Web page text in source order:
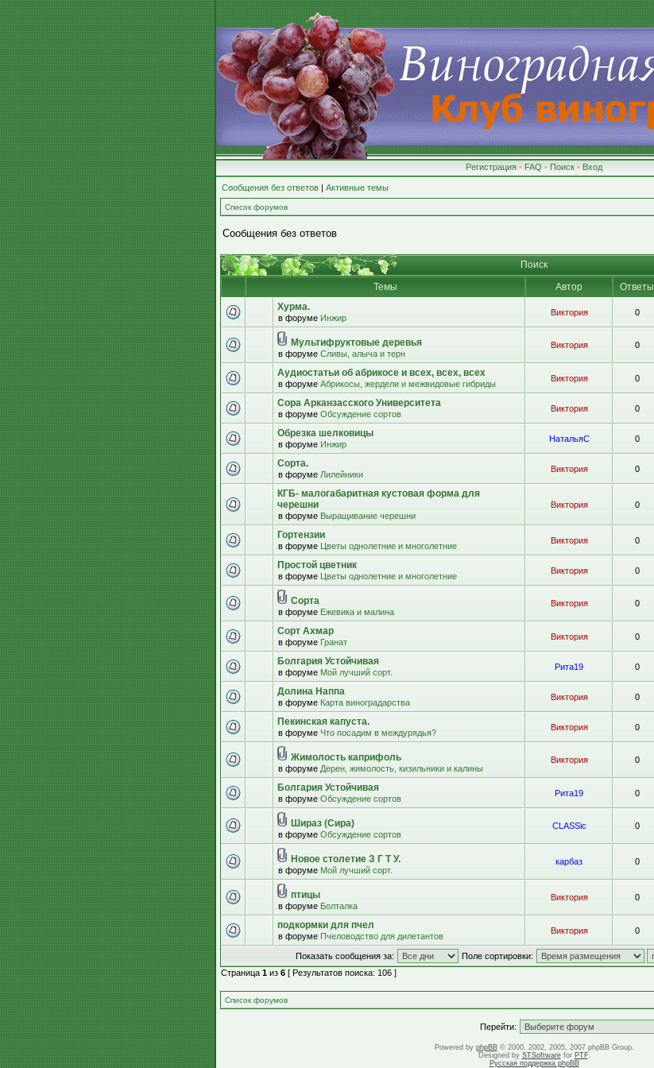
Регистрация • FAQ • Поиск • Вход
Сообщения без ответов | Активные темы
Список форумов
Сообщения без ответов
Поиск
Темы
Автор Ответы
Хурма.
в форуме Инжир
Виктория 0
Мультифруктовые деревья
в форуме Сливы, алыча и терн
Виктория 0
Аудиостатьи об абрикосе и всех, всех, всех
в форуме Абрикосы, жердели и межвидовые гибриды
Виктория 0
Сора Арканзасского Университета
в форуме Обсуждение сортов
Виктория 0
Обрезка шелковицы
в форуме Инжир
НатальяС 0
Сорта.
в форуме Лилейники
Виктория 0
КГБ- малогабаритная кустовая форма для
черешни
в форуме Выращивание черешни
Виктория 0
Гортензии
в форуме Цветы однолетние и многолетние
Виктория 0
Простой цветник
в форуме Цветы однолетние и многолетние
Виктория 0
Сорта
в форуме Ежевика и малина
Виктория 0
Сорт Ахмар
в форуме Гранат
Виктория 0
Болгария Устойчивая
в форуме Мой лучший сорт.
Рита19 0
Долина Наппа
в форуме Карта виноградарства
Виктория 0
Пекинская капуста.
в форуме Что посадим в междурядья?
Виктория 0
Жимолость каприфоль
в форуме Дерен, жимолость, кизильники и калины
Виктория 0
Болгария Устойчивая
в форуме Обсуждение сортов
Рита19 0
Шираз (Сира)
в форуме Обсуждение сортов
CLASSic 0
Новое столетие З Г Т У.
в форуме Мой лучший сорт.
карбаз 0
птицы
в форуме Болталка
Виктория 0
подкормки для пчел
в форуме Пчеловодство для дилетантов
Виктория 0
Показать сообщения за:
Поле сортировки:
Страница 1 из 6 [ Результатов поиска: 106 ]
Список форумов
Перейти:
Powered by phpBB© 2000, 2002, 2005, 2007 phpBB Group.
Designed by STSoftwarefor PTF.
Русская поддержка phpBB